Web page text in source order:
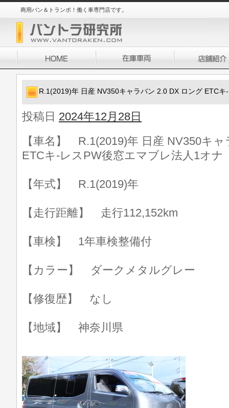
商用バン＆トランポ！働く車専門店です。
R.1(2019)年 日産 NV350キャラバン 2.0 DX ロング ETC
投稿日 2024年12月28日
【車名】 R.1(2019)年 日産 NV350キ
ETCキ-レスPW後窓エマブレ法人1オナ
【年式】 R.1(2019)年
【走行距離】 走行112,152km
【車検】 1年車検整備付
【カラー】 ダークメタルグレー
【修復歴】 なし
【地域】 神奈川県